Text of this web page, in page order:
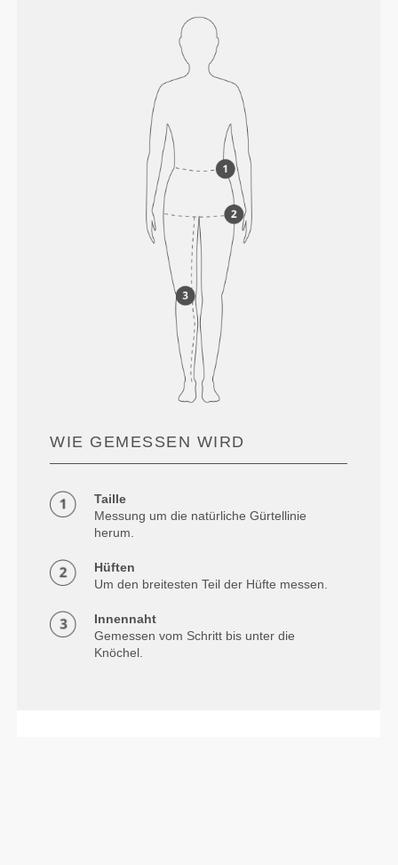
WIE GEMESSEN WIRD
Taille
Messung um die natürliche Gürtellinie
herum.
Hüften
Um den breitesten Teil der Hüfte messen.
Innennaht
Gemessen vom Schritt bis unter die
Knöchel.